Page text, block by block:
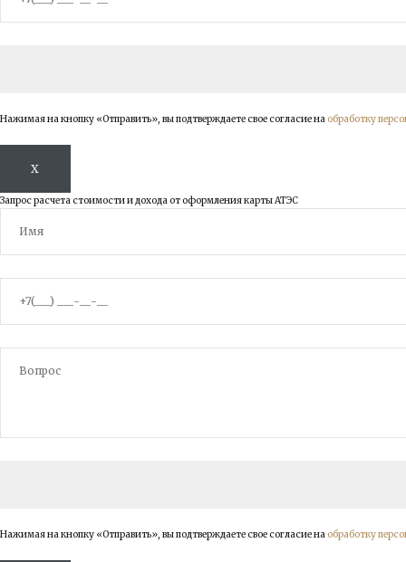
Нажимая на кнопку «Отправить», вы подтверждаете свое согласие на обработку
X
Запрос расчета стоимости и дохода от оформления карты АТЭС
Нажимая на кнопку «Отправить», вы подтверждаете свое согласие на обработку